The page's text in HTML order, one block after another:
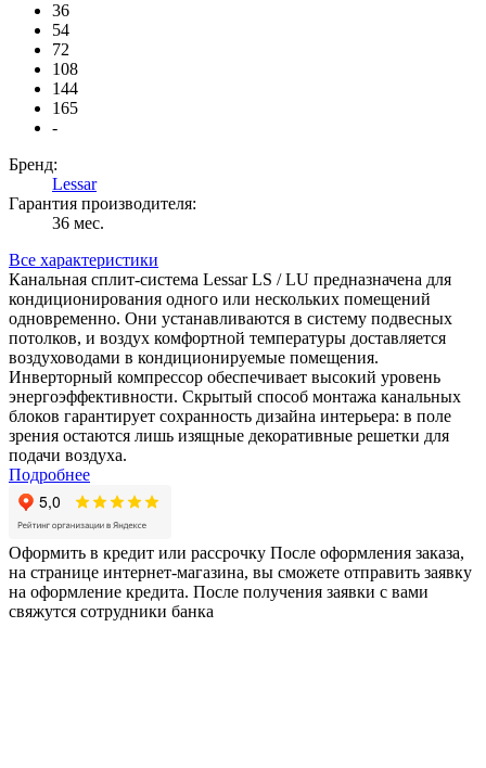
36
54
72
108
144
165
-
Бренд:
Lessar
Гарантия производителя:
36 мес.
Все характеристики
Канальная сплит-система Lessar LS / LU предназначена для
кондиционирования одного или нескольких помещений
одновременно. Они устанавливаются в систему подвесных
потолков, и воздух комфортной температуры доставляется
воздуховодами в кондиционируемые помещения.
Инверторный компрессор обеспечивает высокий уровень
энергоэффективности. Скрытый способ монтажа канальных
блоков гарантирует сохранность дизайна интерьера: в поле
зрения остаются лишь изящные декоративные решетки для
подачи воздуха.
Подробнее
Оформить в кредит или рассрочку После оформления заказа,
на странице интернет-магазина, вы сможете отправить заявку
на оформление кредита. После получения заявки с вами
свяжутся сотрудники банка